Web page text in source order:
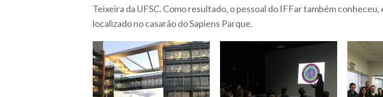
Teixeira da UFSC. Como resultado, o pessoal do IFFar também
localizado no casarão do Sapiens Parque.